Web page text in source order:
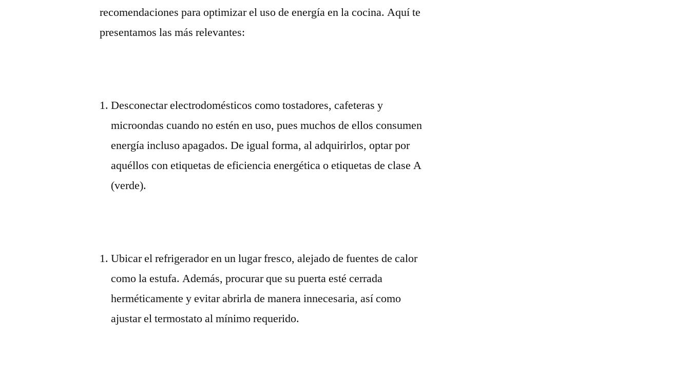
recomendaciones para optimizar el uso de energía en la cocina. Aquí te
presentamos las más relevantes:
Desconectar electrodomésticos como tostadores, cafeteras y
microondas cuando no estén en uso, pues muchos de ellos consumen
energía incluso apagados. De igual forma, al adquirirlos, optar por
aquéllos con etiquetas de eficiencia energética o etiquetas de clase A
(verde).
Ubicar el refrigerador en un lugar fresco, alejado de fuentes de calor
como la estufa. Además, procurar que su puerta esté cerrada
herméticamente y evitar abrirla de manera innecesaria, así como
ajustar el termostato al mínimo requerido.